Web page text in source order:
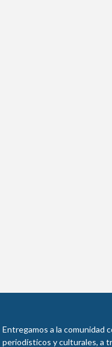
Entregamos a la comunidad
periodísticos y culturales, a